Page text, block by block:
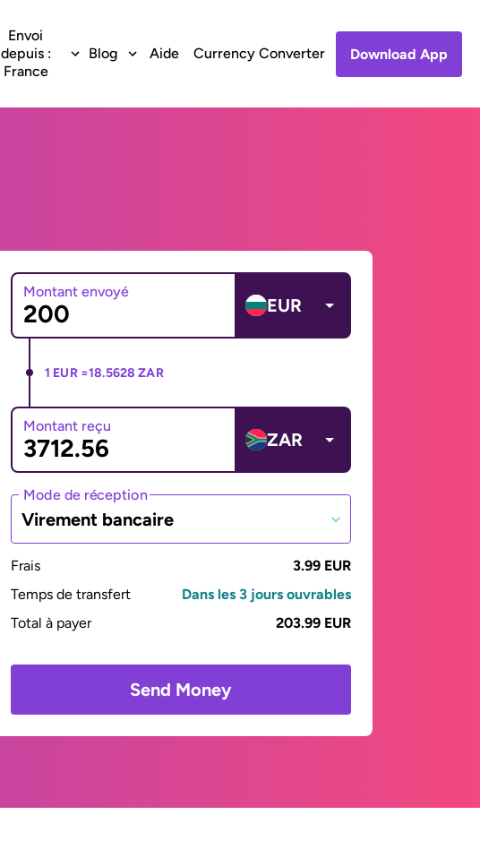
Envoi
depuis :
France
Blog Aide Currency Converter Download App
Montant envoyé
EUR
1 EUR =18.5628 ZAR
Montant reçu
ZAR
Mode de réception
Virement bancaire
Frais
3.99 EUR
Temps de transfert
Dans les 3 jours ouvrables
Total à payer
203.99 EUR
Send Money